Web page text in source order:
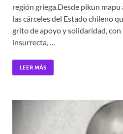
región griega.Desde pikun
las cárceles del Estado chileno
grito de apoyo y solidaridad,
insurrecta, …
LEER MÁS